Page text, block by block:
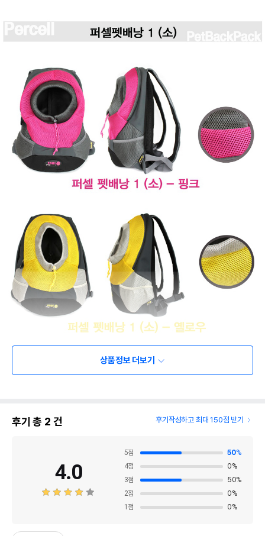
상품정보 더보기
후기 총 2 건 후기작성하고 최대 150점 받기
4.0
5점 50%
4점 0%
3점 50%
2점 0%
1 점 0%